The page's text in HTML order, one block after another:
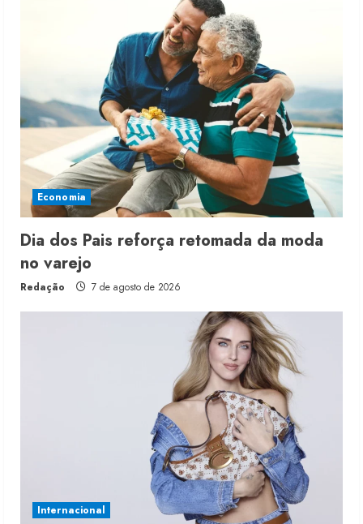
Economia
Dia dos Pais reforça retomada da moda
no varejo
Redação 7 de agosto de 2026
Internacional